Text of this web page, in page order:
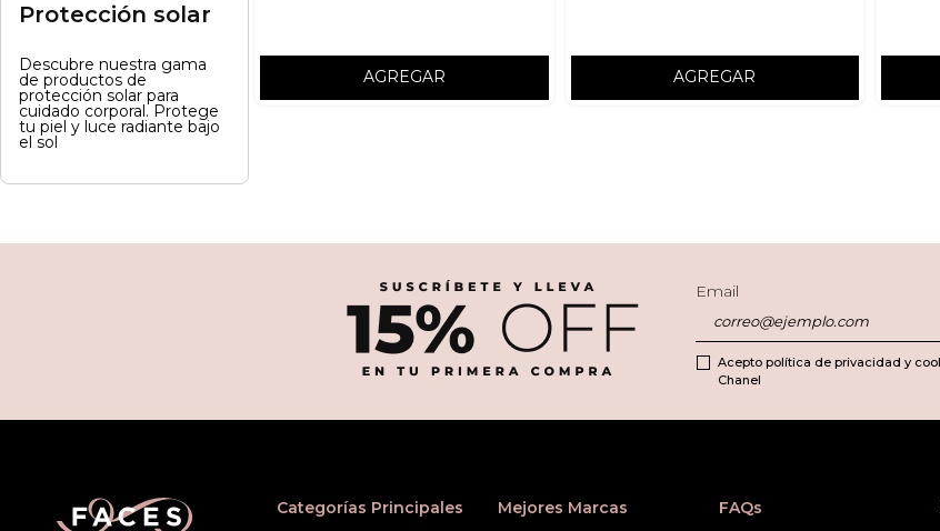
Protección solar
Descubre nuestra gama
de productos de
protección solar para
cuidado corporal. Protege
tu piel y luce radiante bajo
el sol
AGREGAR AGREGAR
Email
Acepto política de privacidad y
Chanel
Categorías Principales
Mejores Marcas
FAQs